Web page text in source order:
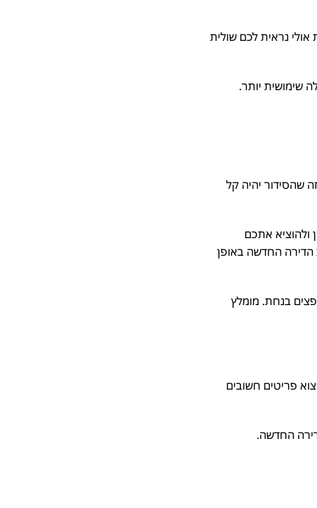
נראית לכם שולית
יותר.
שהסידור יהיה קל
אתכם
החדשה באופן
בנחת. מומלץ
פריטים חשובים
החדשה.